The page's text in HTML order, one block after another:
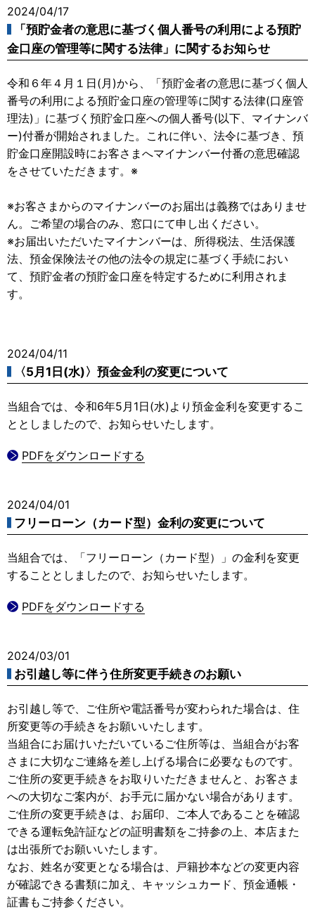
2024/04/17
「預貯金者の意思に基づく個人番号の利用による預貯
金口座の管理等に関する法律」に関するお知らせ
令和６年４月１日(月)から、「預貯金者の意思に基づく個人
番号の利用による預貯金口座の管理等に関する法律(口座管
理法)」に基づく預貯金口座への個人番号(以下、マイナンバ
ー)付番が開始されました。これに伴い、法令に基づき、預
貯金口座開設時にお客さまへマイナンバー付番の意思確認
をさせていただきます。※
※お客さまからのマイナンバーのお届出は義務ではありませ
ん。ご希望の場合のみ、窓口にて申し出ください。
※お届出いただいたマイナンバーは、所得税法、生活保護
法、預金保険法その他の法令の規定に基づく手続におい
て、預貯金者の預貯金口座を特定するために利用されま
す。
2024/04/11
〈5月1日(水)〉預金金利の変更について
当組合では、令和6年5月1日(水)より預金金利を変更するこ
ととしましたので、お知らせいたします。
PDFをダウンロードする
2024/04/01
フリーローン（カード型）金利の変更について
当組合では、「フリーローン（カード型）」の金利を変更
することとしましたので、お知らせいたします。
PDFをダウンロードする
2024/03/01
お引越し等に伴う住所変更手続きのお願い
お引越し等で、ご住所や電話番号が変わられた場合は、住
所変更等の手続きをお願いいたします。
当組合にお届けいただいているご住所等は、当組合がお客
さまに大切なご連絡を差し上げる場合に必要なものです。
ご住所の変更手続きをお取りいただきませんと、お客さま
への大切なご案内が、お手元に届かない場合があります。
ご住所の変更手続きは、お届印、ご本人であることを確認
できる運転免許証などの証明書類をご持参の上、本店また
は出張所でお願いいたします。
なお、姓名が変更となる場合は、戸籍抄本などの変更内容
が確認できる書類に加え、キャッシュカード、預金通帳・
証書もご持参ください。